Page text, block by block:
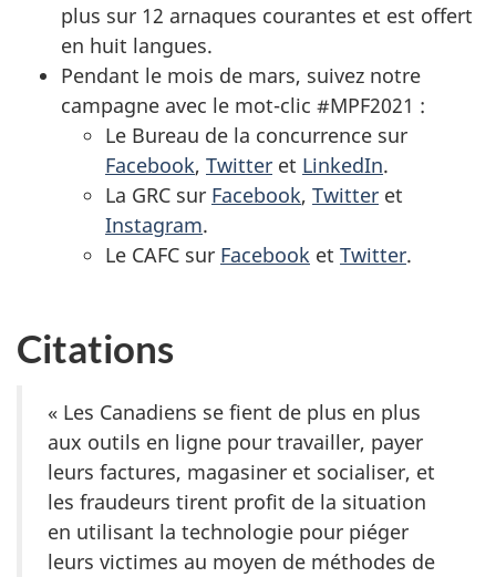
plus sur 12 arnaques courantes et est offert
en huit langues.
Pendant le mois de mars, suivez notre
campagne avec le mot-clic #MPF2021 :
Le Bureau de la concurrence sur
Facebook, Twitter et LinkedIn.
La GRC sur Facebook, Twitter et
Instagram.
Le CAFC sur Facebook et Twitter.
Citations
« Les Canadiens se fient de plus en plus
aux outils en ligne pour travailler, payer
leurs factures, magasiner et socialiser, et
les fraudeurs tirent profit de la situation
en utilisant la technologie pour piéger
leurs victimes au moyen de méthodes de